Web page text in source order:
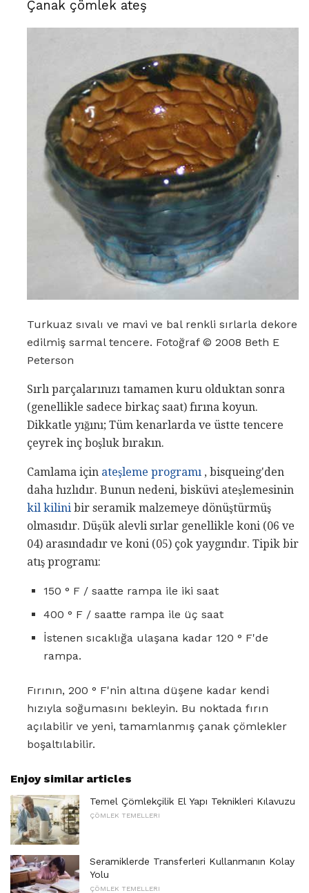
Çanak çömlek ateş
Turkuaz sıvalı ve mavi ve bal renkli sırlarla dekore
edilmiş sarmal tencere. Fotoğraf © 2008 Beth E
Peterson
Sırlı parçalarınızı tamamen kuru olduktan sonra
(genellikle sadece birkaç saat) fırına koyun.
Dikkatle yığını; Tüm kenarlarda ve üstte tencere
çeyrek inç boşluk bırakın.
Camlama için ateşleme programı , bisqueing'den
daha hızlıdır. Bunun nedeni, bisküvi ateşlemesinin
kil kilini bir seramik malzemeye dönüştürmüş
olmasıdır. Düşük alevli sırlar genellikle koni (06 ve
04) arasındadır ve koni (05) çok yaygındır. Tipik bir
atış programı:
150 ° F / saatte rampa ile iki saat
400 ° F / saatte rampa ile üç saat
İstenen sıcaklığa ulaşana kadar 120 ° F'de
rampa.
Fırının, 200 ° F'nin altına düşene kadar kendi
hızıyla soğumasını bekleyin. Bu noktada fırın
açılabilir ve yeni, tamamlanmış çanak çömlekler
boşaltılabilir.
Enjoy similar articles
Temel Çömlekçilik El Yapı Teknikleri Kılavuzu
ÇÖMLEK TEMELLERI
Seramiklerde Transferleri Kullanmanın Kolay
Yolu
ÇÖMLEK TEMELLERI